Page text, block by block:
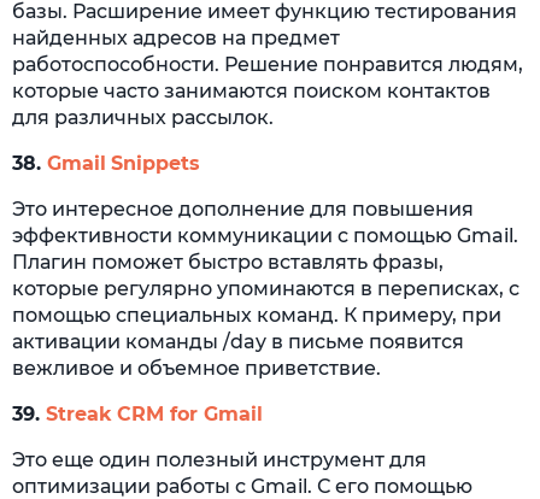
базы. Расширение имеет функцию тестирования
найденных адресов на предмет
работоспособности. Решение понравится людям,
которые часто занимаются поиском контактов
для различных рассылок.
38. Gmail Snippets
Это интересное дополнение для повышения
эффективности коммуникации с помощью Gmail.
Плагин поможет быстро вставлять фразы,
которые регулярно упоминаются в переписках, с
помощью специальных команд. К примеру, при
активации команды /day в письме появится
вежливое и объемное приветствие.
39. Streak CRM for Gmail
Это еще один полезный инструмент для
оптимизации работы с Gmail. С его помощью